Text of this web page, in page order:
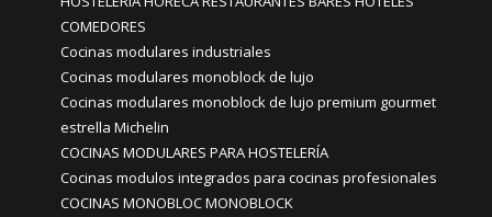
COMEDORES
Cocinas modulares industriales
Cocinas modulares monoblock de lujo
Cocinas modulares monoblock de lujo premium gourmet
estrella Michelin
COCINAS MODULARES PARA HOSTELERÍA
Cocinas modulos integrados para cocinas profesionales
COCINAS MONOBLOC MONOBLOCK